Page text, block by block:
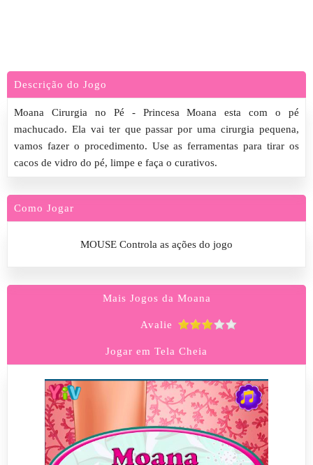
Descrição do Jogo
Moana Cirurgia no Pé - Princesa Moana esta com o pé
machucado. Ela vai ter que passar por uma cirurgia pequena,
vamos fazer o procedimento. Use as ferramentas para tirar os
cacos de vidro do pé, limpe e faça o curativos.
Como Jogar
MOUSE Controla as ações do jogo
Mais Jogos da Moana
Avalie
Jogar em Tela Cheia